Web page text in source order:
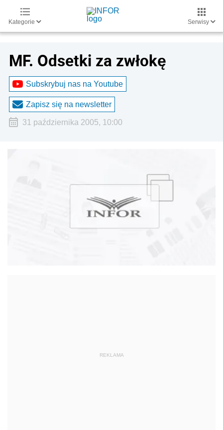
Kategorie Serwisy
MF. Odsetki za zwłokę
Subskrybuj nas na Youtube
Zapisz się na newsletter
31 października 2005, 10:00